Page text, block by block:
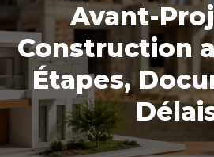
Avant-
Construction
Étapes,